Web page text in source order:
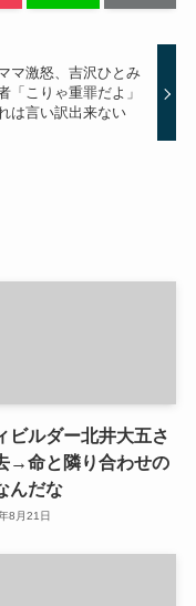
マ激怒、吉沢ひとみ
「こりゃ重罪だよ」
は言い訳出来ない
ビルダー北井大五さ
→命と隣り合わせの
んだな
8月21日